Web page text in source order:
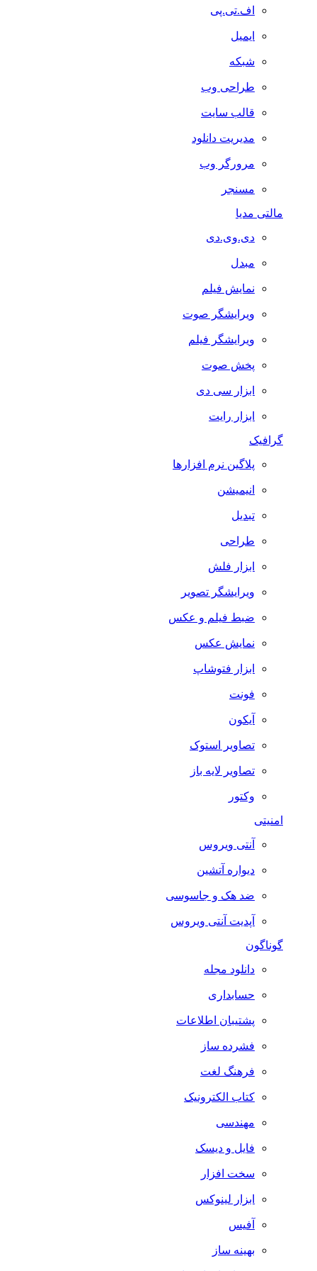
اف.تی.پی
ایمیل
شبکه
طراحی وب
قالب سایت
مدیریت دانلود
مرورگر وب
مسنجر
مالتی مدیا
دی.وی.دی
مبدل
نمایش فیلم
ویرایشگر صوت
ویرایشگر فیلم
پخش صوت
ابزار سی دی
ابزار رایت
گرافیک
پلاگین نرم افزارها
انیمیشن
تبدیل
طراحی
ابزار فلش
ویرایشگر تصویر
ضبط فيلم و عكس
نمایش عکس
ابزار فتوشاپ
فونت
آیکون
تصاویر استوک
تصاویر لایه باز
وکتور
آنتی ویروس
دیواره آتشین
ضد هک و جاسوسی
آپدیت آنتی ویروس
گوناگون
دانلود مجله
حسابداری
پشتیبان اطلاعات
فشرده ساز
فرهنگ لغت
کتاب الکترونیک
مهندسی
فایل و دیسک
سخت افزار
ابزار لینوکس
آفیس
بهینه ساز